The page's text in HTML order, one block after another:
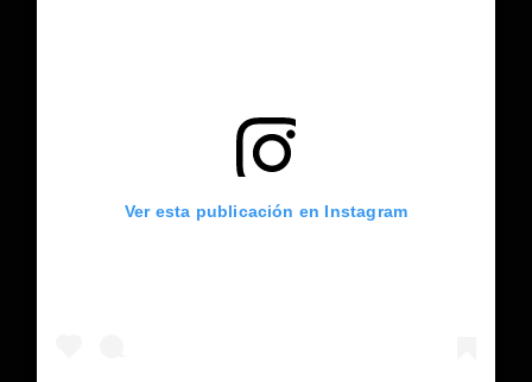
Ver esta publicación en Instagram